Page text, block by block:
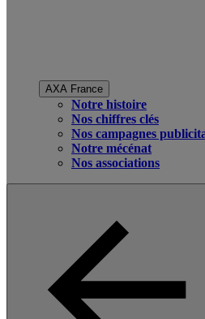
AXA France
Notre histoire
Nos chiffres clés
Nos campagnes
Notre mécénat
Nos associations